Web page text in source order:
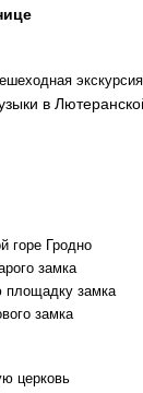
в
го­ре Грод­но
замка
площадку замка
замка
цер­ковь